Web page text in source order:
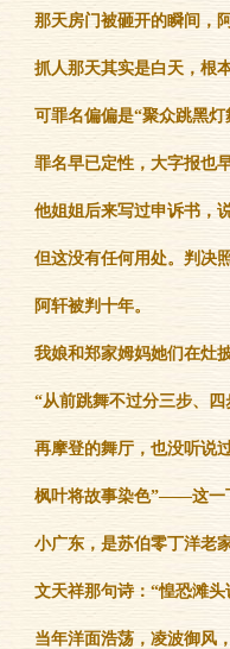
那天房门被砸开的瞬间，
抓人那天其实是白天，根
可罪名偏偏是“聚众跳黑灯
罪名早已定性，大字报也
他姐姐后来写过申诉书，
但这没有任何用处。判决
阿轩被判十年。
我娘和郑家姆妈她们在灶
“从前跳舞不过分三步、四
再摩登的舞厅，也没听说
枫叶将故事染色”——这一
小广东，是苏伯零丁洋老
文天祥那句诗：“惶恐滩头
当年洋面浩荡，凌波御风